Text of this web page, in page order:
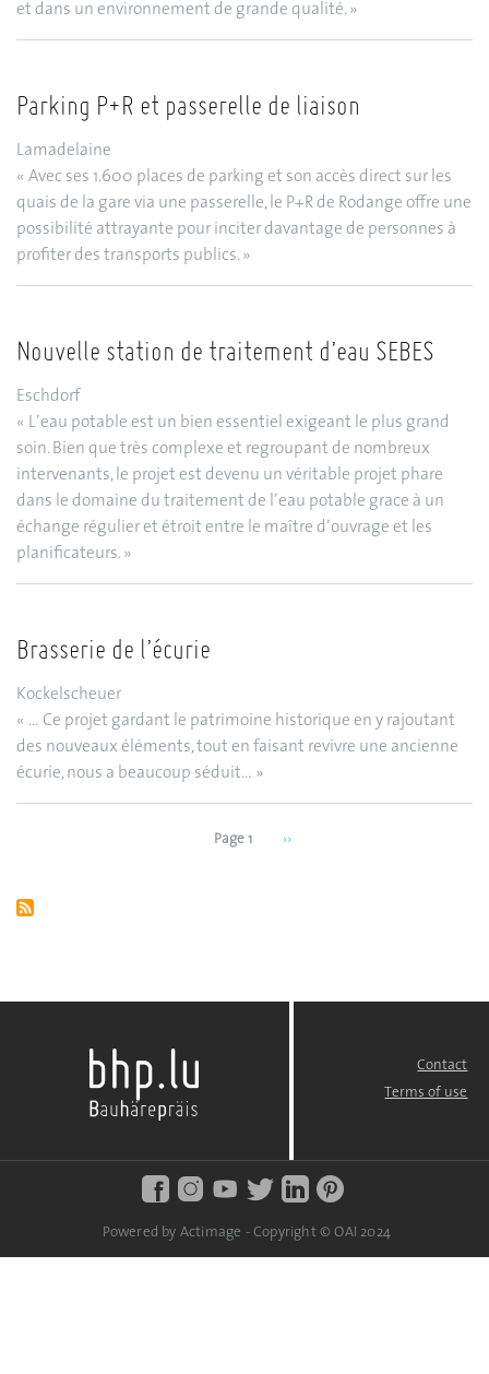
et dans un environnement de grande qualité. »
Parking P+R et passerelle de liaison
Lamadelaine
« Avec ses 1.600 places de parking et son accès direct sur les
quais de la gare via une passerelle, le P+R de Rodange offre une
possibilité attrayante pour inciter davantage de personnes à
profiter des transports publics. »
Nouvelle station de traitement d’eau SEBES
Eschdorf
« L’eau potable est un bien essentiel exigeant le plus grand
soin. Bien que très complexe et regroupant de nombreux
intervenants, le projet est devenu un véritable projet phare
dans le domaine du traitement de l’eau potable grace à un
échange régulier et étroit entre le maître d’ouvrage et les
planificateurs. »
Brasserie de l’écurie
Kockelscheuer
« … Ce projet gardant le patrimoine historique en y rajoutant
des nouveaux éléments, tout en faisant revivre une ancienne
écurie, nous a beaucoup séduit… »
Page 1
Next
››
Contact
Terms of use
Powered by Actimage - Copyright © OAI 2024